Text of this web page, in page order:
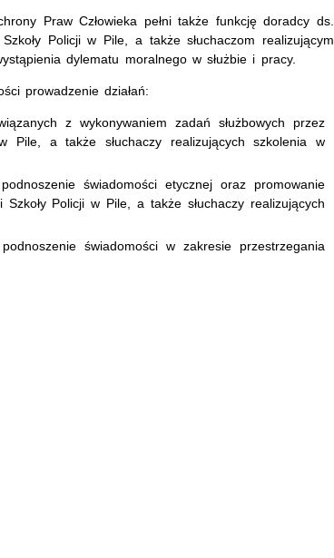
Praw Człowieka pełni także funkcję doradcy ds.
Policji w Pile, a także słuchaczom realizującym
dylematu moralnego w służbie i pracy.
prowadzenie działań:
z wykonywaniem zadań służbowych przez
Pile, a także słuchaczy realizujących szkolenia w
świadomości etycznej oraz promowanie
Policji w Pile, a także słuchaczy realizujących
świadomości w zakresie przestrzegania